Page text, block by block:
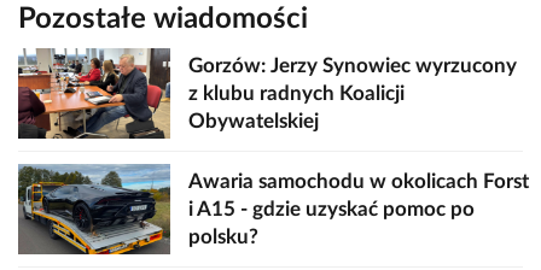
Pozostałe wiadomości
Gorzów: Jerzy Synowiec wyrzucony
z klubu radnych Koalicji
Obywatelskiej
Awaria samochodu w okolicach Forst
i A15 - gdzie uzyskać pomoc po
polsku?